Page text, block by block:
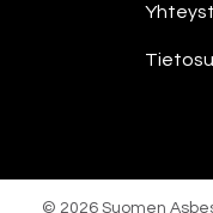
© 2026 Suomen